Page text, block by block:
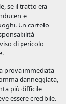
se il tratto era
Un cartello
di pericolo
prova immediata
danneggiata,
più difficile
essere credibile.